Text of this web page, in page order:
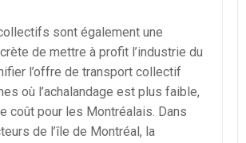
sont également une
de mettre à profit l’industrie du
l’offre de transport collectif
où l’achalandage est plus faible,
coût pour les Montréalais. Dans
de l’île de Montréal, la